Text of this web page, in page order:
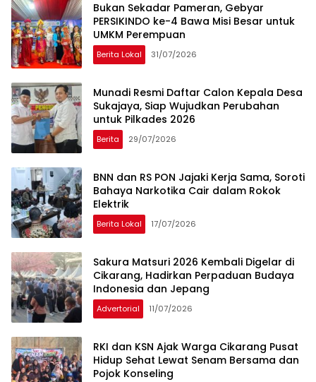
Bukan Sekadar Pameran, Gebyar
PERSIKINDO ke-4 Bawa Misi Besar untuk
UMKM Perempuan
Berita Lokal 31/07/2026
Munadi Resmi Daftar Calon Kepala Desa
Sukajaya, Siap Wujudkan Perubahan
untuk Pilkades 2026
Berita 29/07/2026
BNN dan RS PON Jajaki Kerja Sama, Soroti
Bahaya Narkotika Cair dalam Rokok
Elektrik
Berita Lokal 17/07/2026
Sakura Matsuri 2026 Kembali Digelar di
Cikarang, Hadirkan Perpaduan Budaya
Indonesia dan Jepang
Advertorial 11/07/2026
RKI dan KSN Ajak Warga Cikarang Pusat
Hidup Sehat Lewat Senam Bersama dan
Pojok Konseling